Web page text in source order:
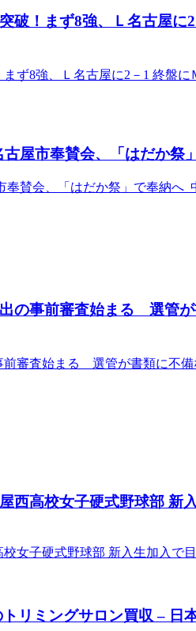
破！まず8強、Ｌ名古屋
まず8強、Ｌ名古屋に2－1 終盤
屋市奉賛会、「はだか祭
奉賛会、「はだか祭」で奉納へ
の事前審査始まる 選管
前審査始まる 選管が書類に不
西高校女子硬式野球部 新
女子硬式野球部 新入生加入で
リミングサロン買収 – 日